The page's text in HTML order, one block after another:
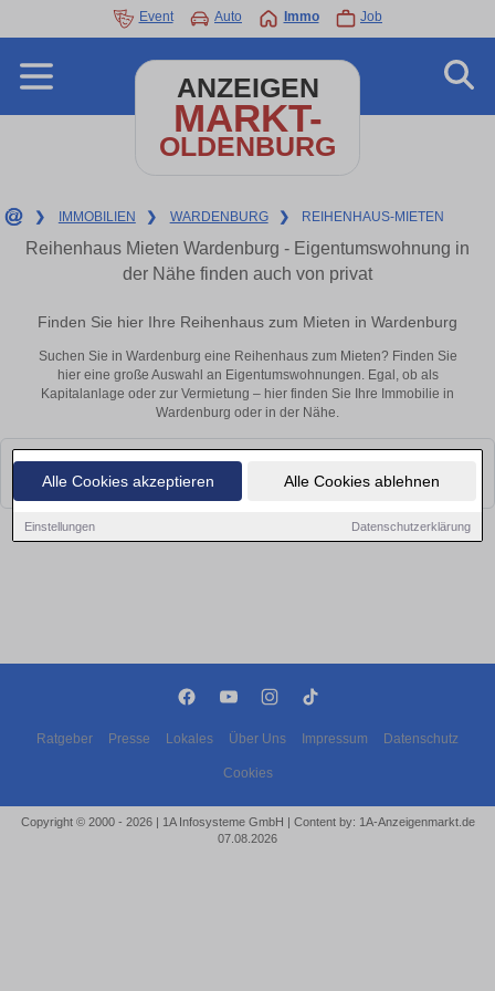
Alle Cookies akzeptieren Alle Cookies ablehnen
Einstellungen Datenschutzerklärung
Event Auto Immo Job
ANZEIGEN
MARKT-
OLDENBURG
❯ IMMOBILIEN ❯ WARDENBURG ❯ REIHENHAUS-MIETEN
Reihenhaus Mieten Wardenburg - Eigentumswohnung in
der Nähe finden auch von privat
Finden Sie hier Ihre Reihenhaus zum Mieten in Wardenburg
Suchen Sie in Wardenburg eine Reihenhaus zum Mieten? Finden Sie
hier eine große Auswahl an Eigentumswohnungen. Egal, ob als
Kapitalanlage oder zur Vermietung – hier finden Sie Ihre Immobilie in
Wardenburg oder in der Nähe.
Leider konnten wir derzeit keine passenden Objekte finden. Schauen Sie
bald wieder vorbei!
Ratgeber Presse Lokales Über Uns Impressum Datenschutz
Cookies
Copyright © 2000 - 2026 | 1A Infosysteme GmbH | Content by: 1A-Anzeigenmarkt.de
07.08.2026